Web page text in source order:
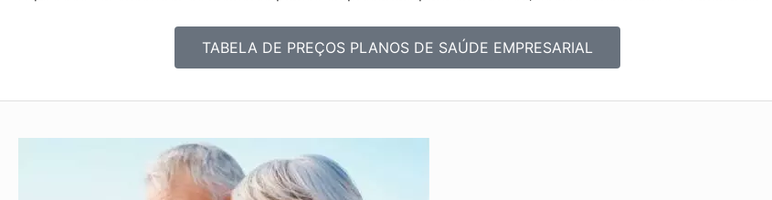
TABELA DE PREÇOS PLANOS DE SAÚDE EMPRESARIAL